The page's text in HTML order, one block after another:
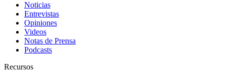
Noticias
Entrevistas
Opiniones
Videos
Notas de Prensa
Podcasts
Recursos